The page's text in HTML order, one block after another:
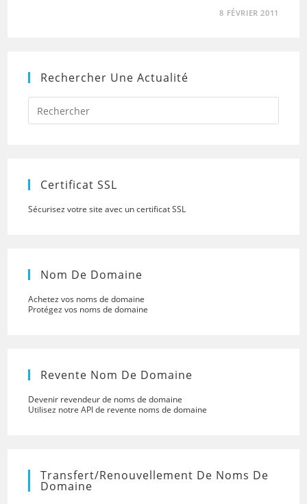
8 FÉVRIER 2011
Rechercher Une Actualité
Press
to
Certificat SSL
Sécurisez votre site avec un certificat SSL
Nom De Domaine
Achetez vos noms de domaine
Protégez vos noms de domaine
Revente Nom De Domaine
Devenir revendeur de noms de domaine
Utilisez notre API de revente noms de domaine
Transfert/renouvellement De Noms De
Domaine